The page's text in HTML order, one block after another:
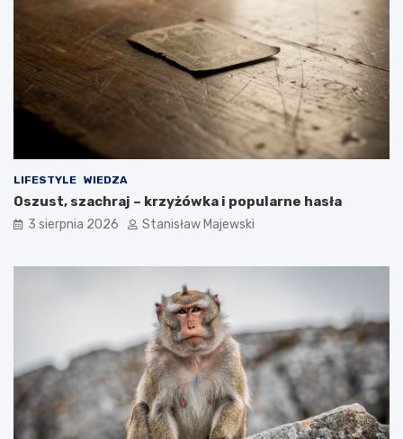
LIFESTYLE WIEDZA
Oszust, szachraj – krzyżówka i popularne hasła
3 sierpnia 2026 Stanisław Majewski